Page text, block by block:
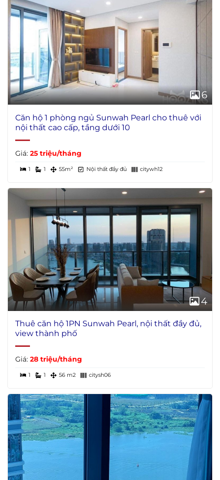
6
Căn hộ 1 phòng ngủ Sunwah Pearl cho thuê với
nội thất cao cấp, tầng dưới 10
Giá: 25 triệu/tháng
1 1 55m² Nội thất đầy đủ citywh12
4
Thuê căn hộ 1PN Sunwah Pearl, nội thất đầy đủ,
view thành phố
Giá: 28 triệu/tháng
1 1 56 m2 citysh06